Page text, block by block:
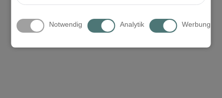
Notwendig Analytik Werbung